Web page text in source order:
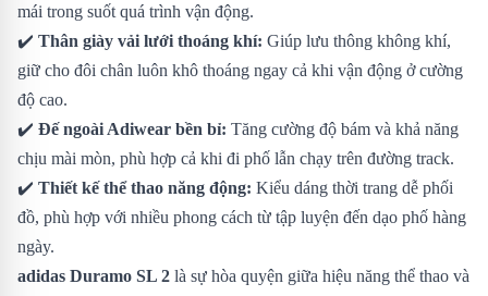
mái trong suốt quá trình vận động.
✔️ Thân giày vải lưới thoáng khí: Giúp lưu thông không khí,
giữ cho đôi chân luôn khô thoáng ngay cả khi vận động ở cường
độ cao.
✔️ Đế ngoài Adiwear bền bỉ: Tăng cường độ bám và khả năng
chịu mài mòn, phù hợp cả khi đi phố lẫn chạy trên đường track.
✔️ Thiết kế thể thao năng động: Kiểu dáng thời trang dễ phối
đồ, phù hợp với nhiều phong cách từ tập luyện đến dạo phố hàng
ngày.
adidas Duramo SL 2 là sự hòa quyện giữa hiệu năng thể thao và